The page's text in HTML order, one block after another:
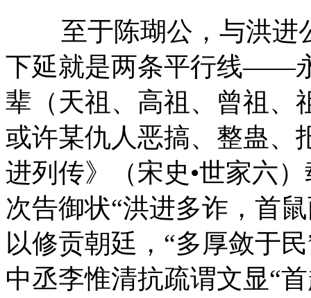
至于陈瑚公，与洪进
下延就是两条平行线——
辈（天祖、高祖、曾祖、
或许某仇人恶搞、整蛊、
进列传》（宋史•世家六
次告御状“洪进多诈，首
以修贡朝廷，“多厚敛于
中丞李惟清抗疏谓文显“